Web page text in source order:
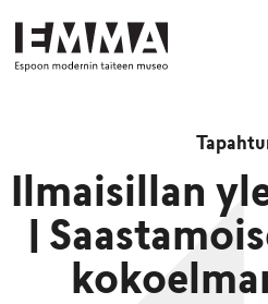
Ilmaisillan
|